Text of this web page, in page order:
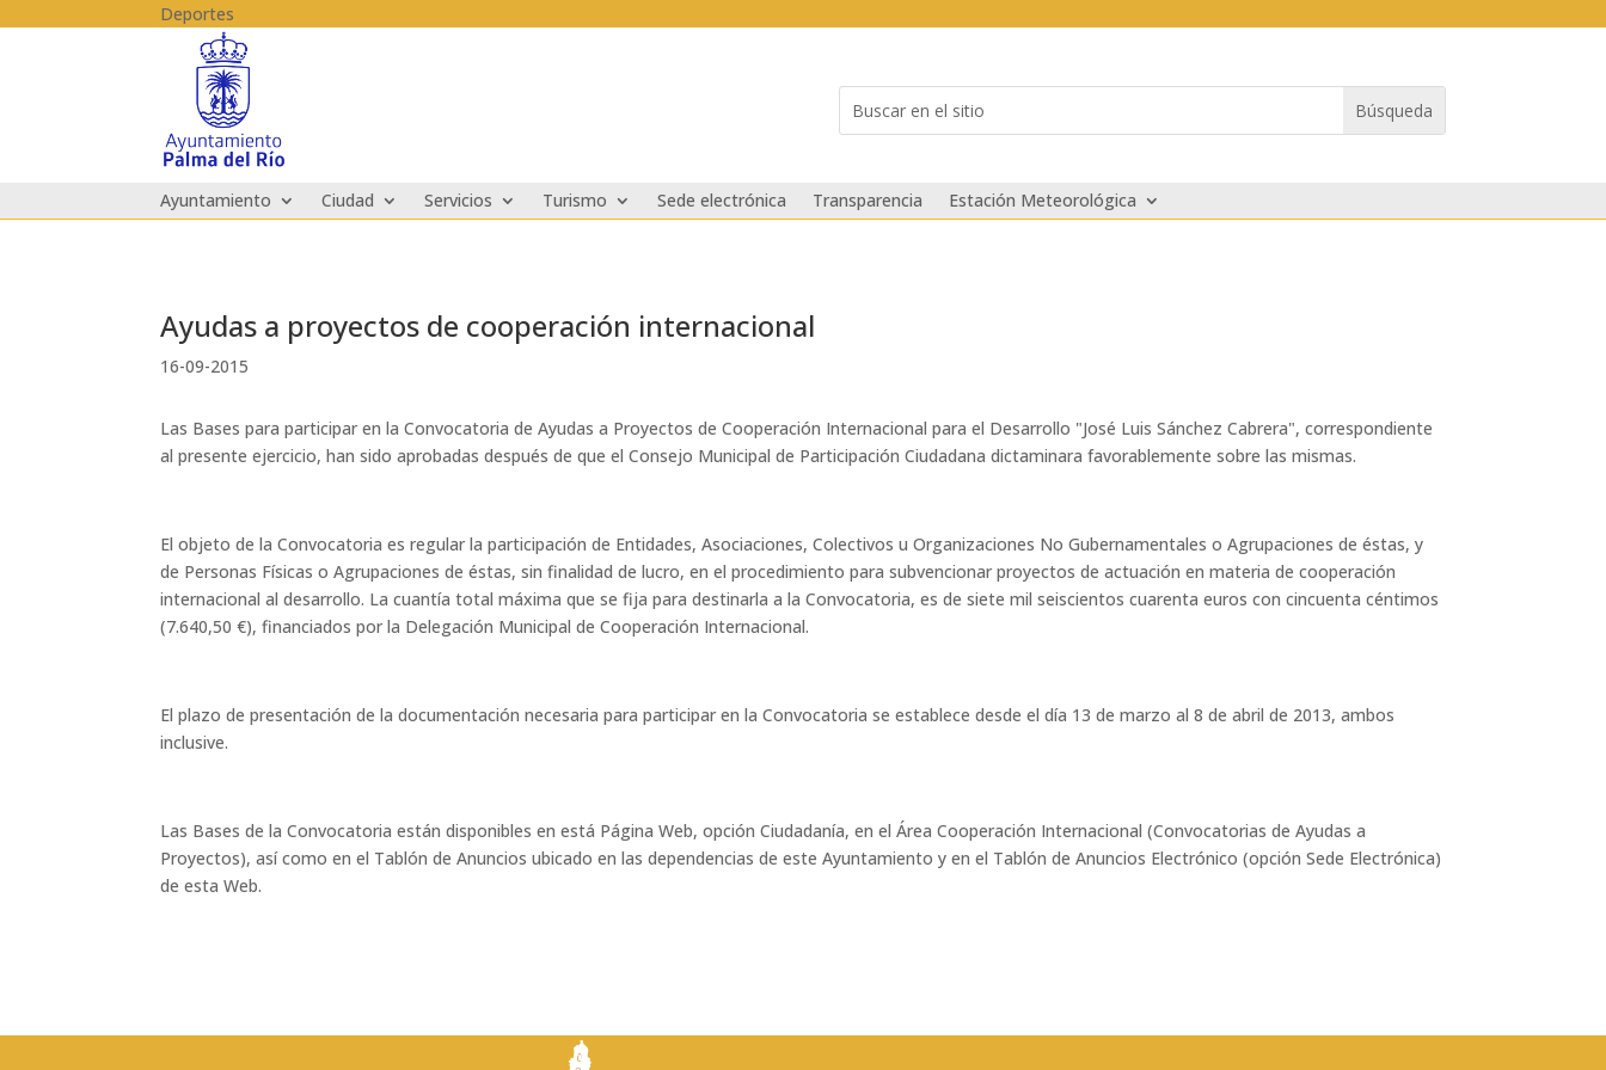
Deportes
for...
Ayuntamiento Ciudad Servicios Turismo Sede electrónica Transparencia Estación Meteorológica
Ayudas a proyectos de cooperación internacional
16-09-2015
Las Bases para participar en la Convocatoria de Ayudas a Proyectos de Cooperación Internacional para el Desarrollo "José Luis Sánchez Cabrera", correspondiente
al presente ejercicio, han sido aprobadas después de que el Consejo Municipal de Participación Ciudadana dictaminara favorablemente sobre las mismas.
El objeto de la Convocatoria es regular la participación de Entidades, Asociaciones, Colectivos u Organizaciones No Gubernamentales o Agrupaciones de éstas, y
de Personas Físicas o Agrupaciones de éstas, sin finalidad de lucro, en el procedimiento para subvencionar proyectos de actuación en materia de cooperación
internacional al desarrollo. La cuantía total máxima que se fija para destinarla a la Convocatoria, es de siete mil seiscientos cuarenta euros con cincuenta céntimos
(7.640,50 €), financiados por la Delegación Municipal de Cooperación Internacional.
El plazo de presentación de la documentación necesaria para participar en la Convocatoria se establece desde el día 13 de marzo al 8 de abril de 2013, ambos
inclusive.
Las Bases de la Convocatoria están disponibles en está Página Web, opción Ciudadanía, en el Área Cooperación Internacional (Convocatorias de Ayudas a
Proyectos), así como en el Tablón de Anuncios ubicado en las dependencias de este Ayuntamiento y en el Tablón de Anuncios Electrónico (opción Sede Electrónica)
de esta Web.